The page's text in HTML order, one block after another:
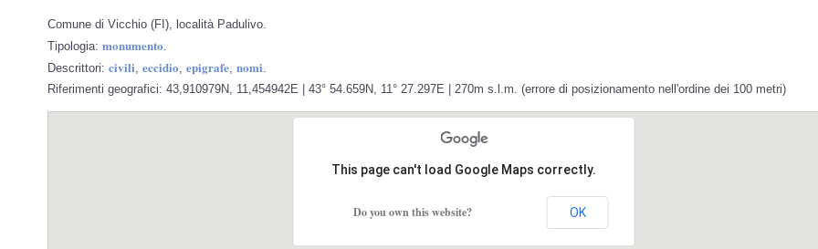
Comune di Vicchio (FI), località Padulivo.
Tipologia: monumento
Descrittori: civili eccidio epigrafe nomi
Riferimenti geografici: 43,910979N, 11,454942E | 43° 54.659N, 11° 27.297E | 270m s.l.m. (errore di posizionamento nell'ordine dei 100 metri)
This page can't load Google Maps correctly.
Do you own this website? OK